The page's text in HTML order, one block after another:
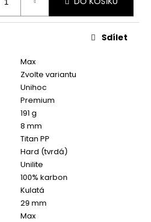
Max
Zvolte variantu
Unihoc
Premium
191 g
8 mm
Titan PP
Hard (tvrdá)
Unilite
100% karbon
Kulatá
29 mm
Max
Sdílet